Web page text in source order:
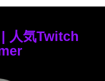
人気Twitch